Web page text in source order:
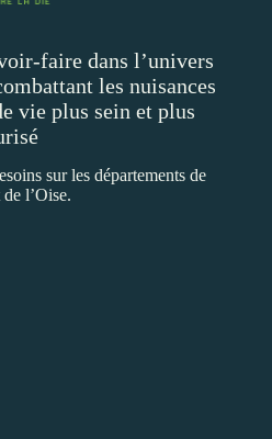
faire dans l’univers
les nuisances
vie plus sein et plus
sur les départements de
l’Oise.